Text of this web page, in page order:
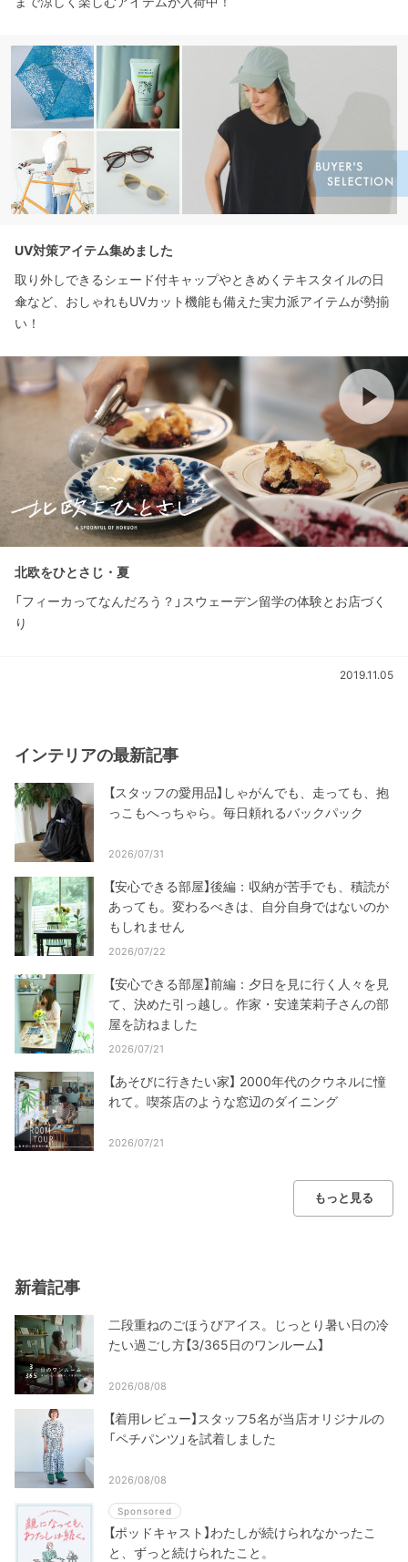
UV対策アイテム集めました
取り外しできるシェード付キャップやときめくテキスタイルの日
傘など、おしゃれもUVカット機能も備えた実力派アイテムが勢揃
い！
北欧をひとさじ・夏
「フィーカってなんだろう？」スウェーデン留学の体験とお店づく
り
2019.11.05
インテリアの最新記事
【スタッフの愛用品】しゃがんでも、走っても、抱
っこもへっちゃら。毎日頼れるバックパック
2026/07/31
【安心できる部屋】後編：収納が苦手でも、積読が
あっても。変わるべきは、自分自身ではないのか
もしれません
2026/07/22
【安心できる部屋】前編：夕日を見に行く人々を見
て、決めた引っ越し。作家・安達茉莉子さんの部
屋を訪ねました
2026/07/21
【あそびに行きたい家】 2000年代のクウネルに憧
れて。喫茶店のような窓辺のダイニング
2026/07/21
もっと見る
新着記事
二段重ねのごほうびアイス。じっとり暑い日の冷
たい過ごし方【3/365日のワンルーム】
2026/08/08
【着用レビュー】スタッフ5名が当店オリジナルの
「ペチパンツ」を試着しました
2026/08/08
Sponsored
【ポッドキャスト】わたしが続けられなかったこ
と、ずっと続けられたこと。